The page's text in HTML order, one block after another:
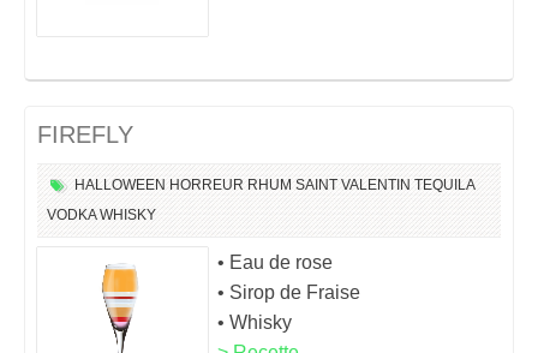
FIREFLY
HALLOWEEN HORREUR RHUM SAINT VALENTIN TEQUILA
VODKA WHISKY
• Eau de rose
• Sirop de Fraise
• Whisky